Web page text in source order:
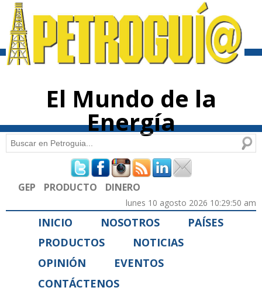
contenido
El Mundo de la
Energía
Formulario de búsqueda
Buscar
GEP PRODUCTO DINERO
lunes 10 agosto 2026 10:29:50 am
INICIO NOSOTROS
PAÍSES
PRODUCTOS
NOTICIAS
OPINIÓN
EVENTOS
CONTÁCTENOS